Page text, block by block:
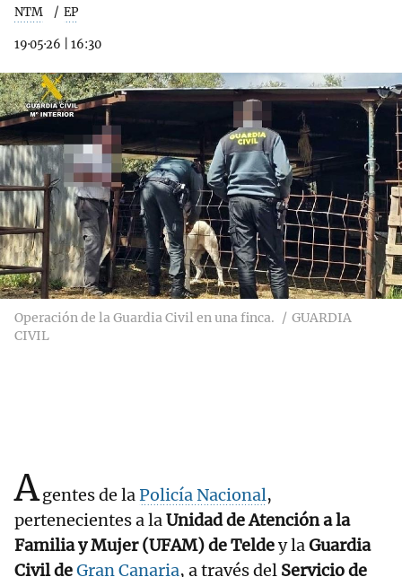
NTM EP
19·05·26 16:30
Operación de la Guardia Civil en una finca.
GUARDIA
CIVIL
Agentes de laPolicía Nacional,
pertenecientes a laUnidad de Atención a la
Familia y Mujer (UFAM) de Teldey laGuardia
Civil deGran Canaria, a través del Servicio de